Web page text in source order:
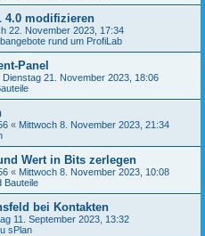
4.0 modifizieren
22. November 2023, 17:34
rund um ProfiLab
Panel
Dienstag 21. November 2023, 18:06
« Mittwoch 8. November 2023, 21:34
Wert in Bits zerlegen
« Mittwoch 8. November 2023, 10:08
Bauteile
bei Kontakten
11. September 2023, 13:32
sPlan